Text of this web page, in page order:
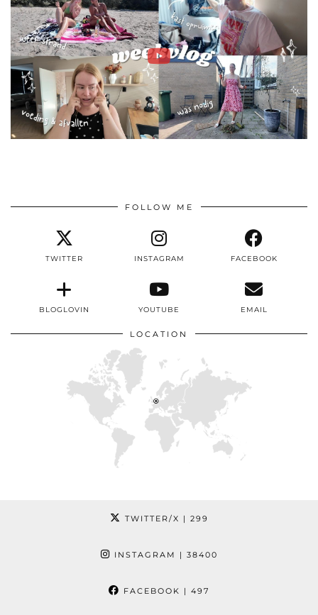
FOLLOW ME
TWITTER INSTAGRAM FACEBOOK
BLOGLOVIN YOUTUBE EMAIL
LOCATION
TWITTER/X | 299
INSTAGRAM | 38400
FACEBOOK | 497